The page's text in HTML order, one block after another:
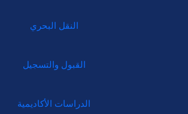
النقل البحري
القبول والتسجيل
الدراسات الأكاديمية